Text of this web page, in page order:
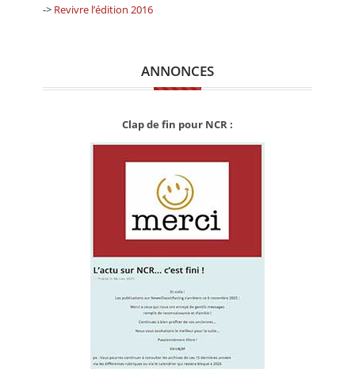
-> Revivre l’édition 2016
ANNONCES
Clap de fin pour NCR :